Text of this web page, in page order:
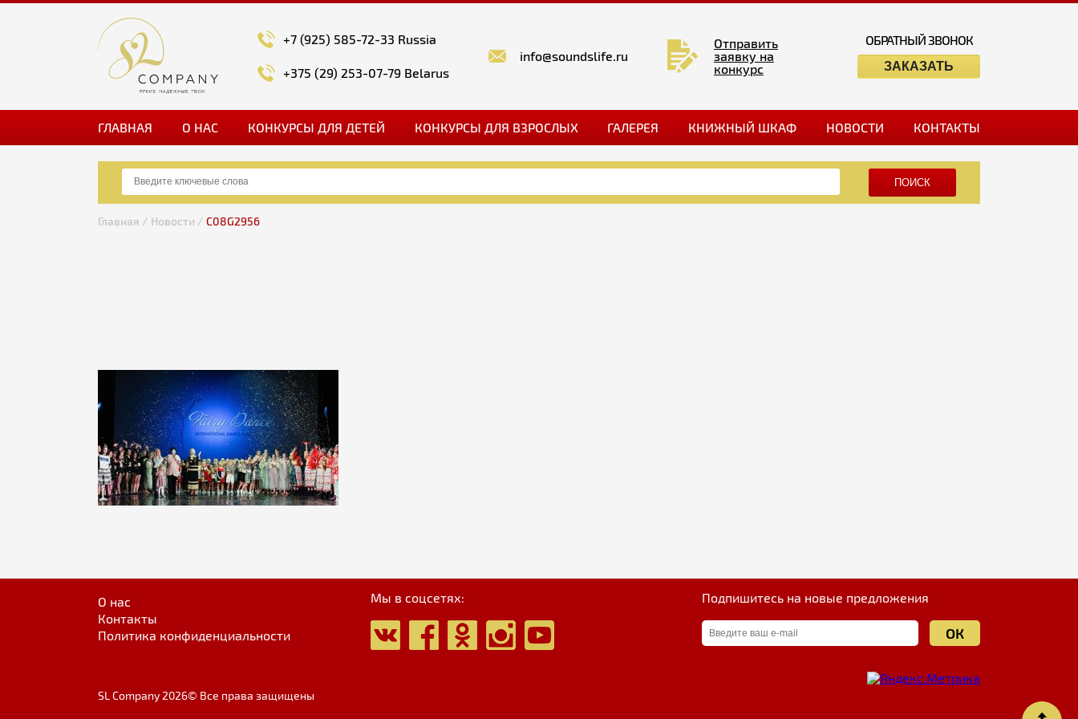
+7 (925) 585-72-33 Russia
+375 (29) 253-07-79 Belarus
info@soundslife.ru
Отправить
заявку на
конкурс
ОБРАТНЫЙ ЗВОНОК
ЗАКАЗАТЬ
ГЛАВНАЯ О НАС КОНКУРСЫ ДЛЯ ДЕТЕЙ КОНКУРСЫ ДЛЯ ВЗРОСЛЫХ ГАЛЕРЕЯ КНИЖНЫЙ ШКАФ НОВОСТИ КОНТАКТЫ
ПОИСК
Главная / Новости / C08G2956
О нас
Контакты
Политика конфиденциальности
SL Company 2026© Все права защищены
Мы в соцсетях: Подпишитесь на новые предложения